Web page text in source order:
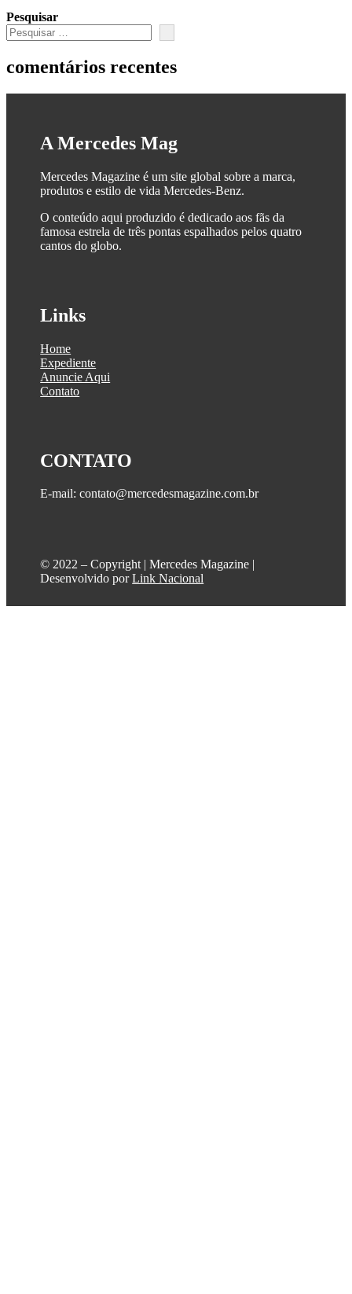
Pesquisar
comentários recentes
A Mercedes Mag
Mercedes Magazine é um site global sobre a marca,
produtos e estilo de vida Mercedes-Benz.
O conteúdo aqui produzido é dedicado aos fãs da
famosa estrela de três pontas espalhados pelos quatro
cantos do globo.
Links
Home
Expediente
Anuncie Aqui
Contato
CONTATO
E-mail: contato@mercedesmagazine.com.br
©️ 2022 – Copyright | Mercedes Magazine |
Desenvolvido porLink Nacional